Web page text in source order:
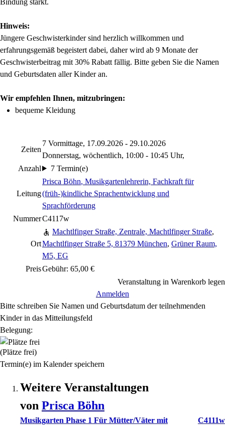
Hinweis:
Jüngere Geschwisterkinder sind herzlich willkommen und
erfahrungsgemäß begeistert dabei, daher wird ab 9 Monate der
Geschwisterbeitrag mit 30% Rabatt fällig. Bitte geben Sie die Namen
und Geburtsdaten aller Kinder an.
Wir empfehlen Ihnen, mitzubringen:
bequeme Kleidung
Zeiten
7 Vormittage, 17.09.2026 - 29.10.2026
Donnerstag, wöchentlich, 10:00 - 10:45 Uhr,
Anzahl
7 Termin(e)
Leitung
Prisca Böhn, Musikgartenlehrerin, Fachkraft für
(früh-)kindliche Sprachentwicklung und
Sprachförderung
NummerC4117w
Ort
Machtlfinger Straße, Zentrale, Machtlfinger Straße,
Machtlfinger Straße 5, 81379 München, Grüner Raum,
M5, EG
PreisGebühr: 65,00 €
Veranstaltung in Warenkorb legen
Anmelden
Bitte schreiben Sie Namen und Geburtsdatum der teilnehmenden
Kinder in das Mitteilungsfeld
Belegung:
(Plätze frei)
Termin(e) im Kalender speichern
Weitere Veranstaltungen
von Prisca Böhn
Musikgarten Phase 1 Für Mütter/Väter mit
C4111w